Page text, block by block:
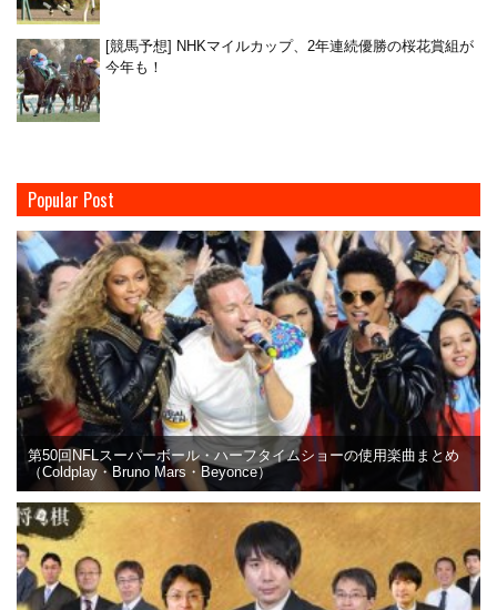
[競馬予想] NHKマイルカップ、2年連続優勝の桜花賞組が
今年も！
Popular Post
第50回NFLスーパーボール・ハーフタイムショーの使用楽曲まとめ
（Coldplay・Bruno Mars・Beyonce）